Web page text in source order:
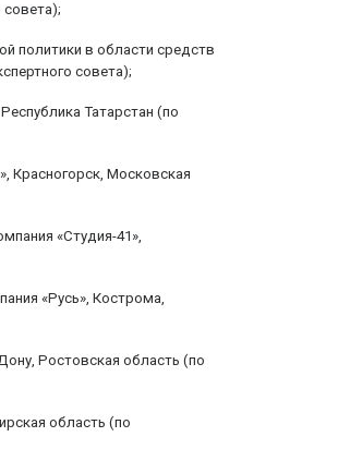
политики в области средств
совета);
Татарстан (по
Красногорск, Московская
«Студия-41»,
«Русь», Кострома,
Ростовская область (по
область (по